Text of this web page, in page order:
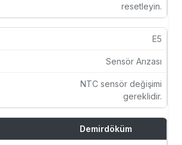
resetleyin.
E5
Sensör Arızası
NTC sensör değişimi
gereklidir.
Demirdöküm